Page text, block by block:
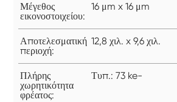
Μέγεθος
εικονοστοιχείου:
16 μm x 16 μm
Αποτελεσματική
περιοχή:
12,8 χιλ. x 9,6 χιλ.
Πλήρης
χωρητικότητα
φρέατος:
Τυπ.: 73 ke-